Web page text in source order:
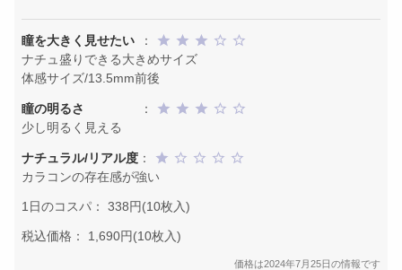
瞳を大きく見せたい
：
ナチュ盛りできる大きめサイズ
体感サイズ/13.5mm前後
瞳の明るさ
：
少し明るく見える
ナチュラル/リアル度 ：
カラコンの存在感が強い
1日のコスパ： 338円(10枚入)
税込価格： 1,690円(10枚入)
価格は2024年7月25日の情報です